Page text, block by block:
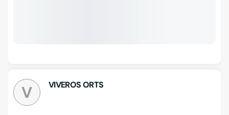
V VIVEROS ORTS